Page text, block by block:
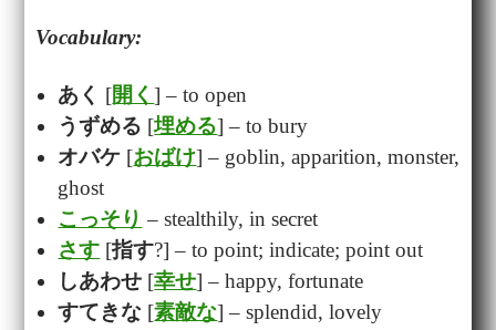
Vocabulary:
あく [開く] – to open
うずめる [埋める] – to bury
オバケ [おばけ] – goblin, apparition, monster,
ghost
こっそり – stealthily, in secret
さす [指す?] – to point; indicate; point out
しあわせ [幸せ] – happy, fortunate
すてきな [素敵な] – splendid, lovely